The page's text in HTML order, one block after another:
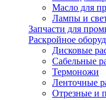
Масло для
Лампы и
Запчасти для
Раскройное
Дисковые
Сабельные
Термоножи
Ленточные
Отрезные и